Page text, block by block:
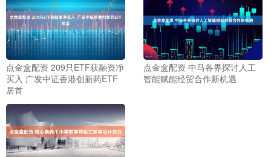
点金盒配资 209只ETF获融资净
买入 广发中证香港创新药ETF
居首
点金盒配资 中马各界探讨人工
智能赋能经贸合作新机遇